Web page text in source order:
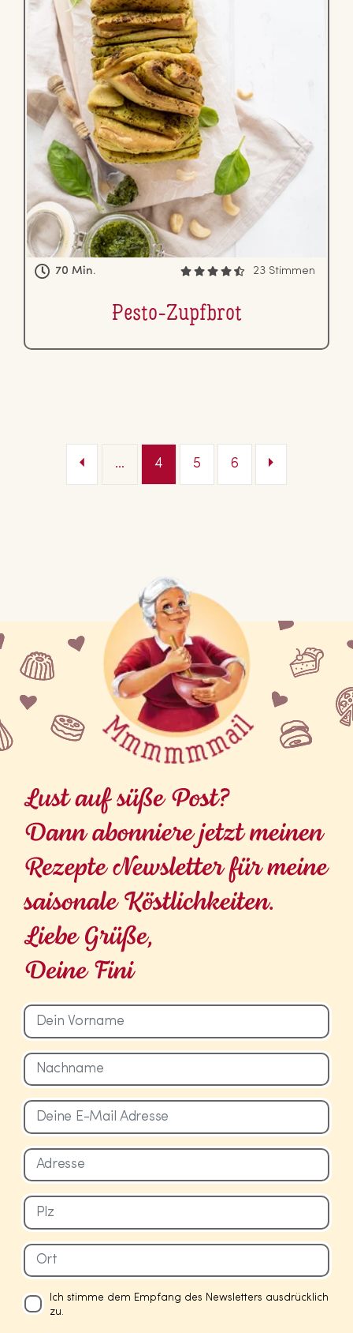
70 Min. 23 Stimmen
Pesto-Zupfbrot
... 4 5 6
Ich stimme dem Empfang des Newsletters ausdrücklich
zu.